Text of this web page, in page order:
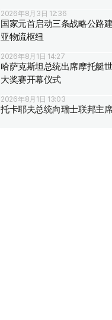
2026年8月3日 12:36
国家元首启动三条战略公路
亚物流枢纽
2026年8月1日 14:27
哈萨克斯坦总统出席摩托艇
大奖赛开幕仪式
2026年8月1日 13:03
托卡耶夫总统向瑞士联邦主